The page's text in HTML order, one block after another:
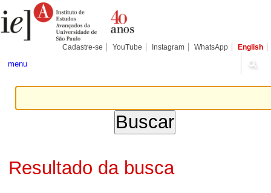
para
conteúdo.
Pessoais
Cadastre-se YouTube Instagram WhatsApp English
menu
Resultado da busca